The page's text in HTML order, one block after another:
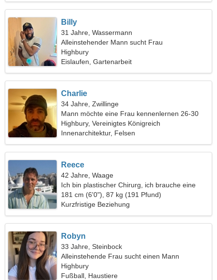
Billy
31 Jahre, Wassermann
Alleinstehender Mann sucht Frau
Highbury
Eislaufen, Gartenarbeit
Charlie
34 Jahre, Zwillinge
Mann möchte eine Frau kennenlernen 26-30
Highbury, Vereinigtes Königreich
Innenarchitektur, Felsen
Reece
42 Jahre, Waage
Ich bin plastischer Chirurg, ich brauche eine
verträumte Frau
181 cm (6'0"), 87 kg (191 Pfund)
Kurzfristige Beziehung
Robyn
33 Jahre, Steinbock
Alleinstehende Frau sucht einen Mann
Highbury
Fußball, Haustiere